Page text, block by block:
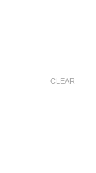
CLEAR